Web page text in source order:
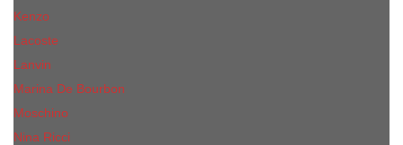
Kenzo
Lacoste
Lanvin
Marina De Bourbon
Moschino
Nina Ricci